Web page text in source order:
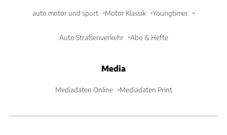
auto motor und sport Motor Klassik Youngtimer
Auto Straßenverkehr Abo & Hefte
Media
Mediadaten Online Mediadaten Print